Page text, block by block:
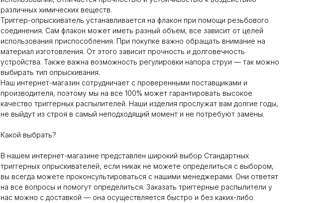
различных химических веществ.
Триггер-опрыскиватель устанавливается на флакон при помощи резьбового
соединения. Сам флакон может иметь разный объем, все зависит от целей
использования приспособления. При покупке важно обращать внимание на
материал изготовления. От этого зависит прочность и долговечность
устройства. Также важна возможность регулировки напора струи — так можно
выбирать тип опрыскивания.
Наш интернет-магазин сотрудничает с проверенными поставщиками и
производителя, поэтому мы на все 100% может гарантировать высокое
качество триггерных распылителей. Наши изделия прослужат вам долгие годы,
не выйдут из строя в самый неподходящий момент и не потребуют замены.
Какой выбрать?
В нашем интернет-магазине представлен широкий выбор Стандартных
триггерных опрыскивателей, если никак не можете определиться с выбором,
вы всегда можете проконсультироваться с нашими менеджерами. Они ответят
на все вопросы и помогут определиться. Заказать триггерные распылители у
нас можно с доставкой — она осуществляется быстро и без каких-либо